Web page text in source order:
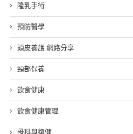
隆乳手術
預防醫學
頭皮養護 網路分享
頸部保養
飲食健康
飲食健康管理